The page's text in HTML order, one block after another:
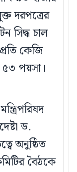
দরপত্রের
সিদ্ধ চাল
কেজি
৫৩ পয়সা।
ড.
অনুষ্ঠিত
বৈঠকে